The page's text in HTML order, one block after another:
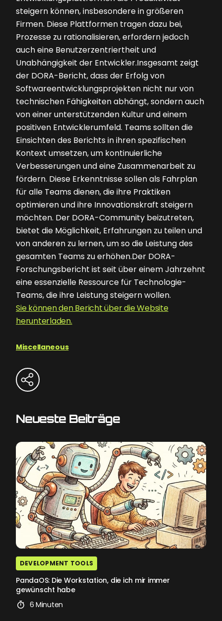
steigern können, insbesondere in größeren
Firmen. Diese Plattformen tragen dazu bei,
Prozesse zu rationalisieren, erfordern jedoch
auch eine Benutzerzentriertheit und
Unabhängigkeit der Entwickler.Insgesamt zeigt
der DORA-Bericht, dass der Erfolg von
Softwareentwicklungsprojekten nicht nur von
technischen Fähigkeiten abhängt, sondern auch
von einer unterstützenden Kultur und einem
positiven Entwicklerumfeld. Teams sollten die
Einsichten des Berichts in ihren spezifischen
Kontext umsetzen, um kontinuierliche
Verbesserungen und eine Zusammenarbeit zu
fördern. Diese Erkenntnisse sollen als Fahrplan
für alle Teams dienen, die ihre Praktiken
optimieren und ihre Innovationskraft steigern
möchten. Der DORA-Community beizutreten,
bietet die Möglichkeit, Erfahrungen zu teilen und
von anderen zu lernen, um so die Leistung des
gesamten Teams zu erhöhen.Der DORA-
Forschungsbericht ist seit über einem Jahrzehnt
eine essenzielle Ressource für Technologie-
Teams, die ihre Leistung steigern wollen.
Sie können den Bericht über die Website
herunterladen.
Miscellaneous
Neueste Beiträge
DEVELOPMENT TOOLS
PandaOS: Die Workstation, die ich mir immer
gewünscht habe
6 Minuten